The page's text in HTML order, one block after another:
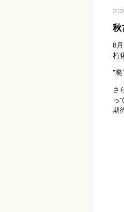
秋
8
朽
"廃
さ
っ
期